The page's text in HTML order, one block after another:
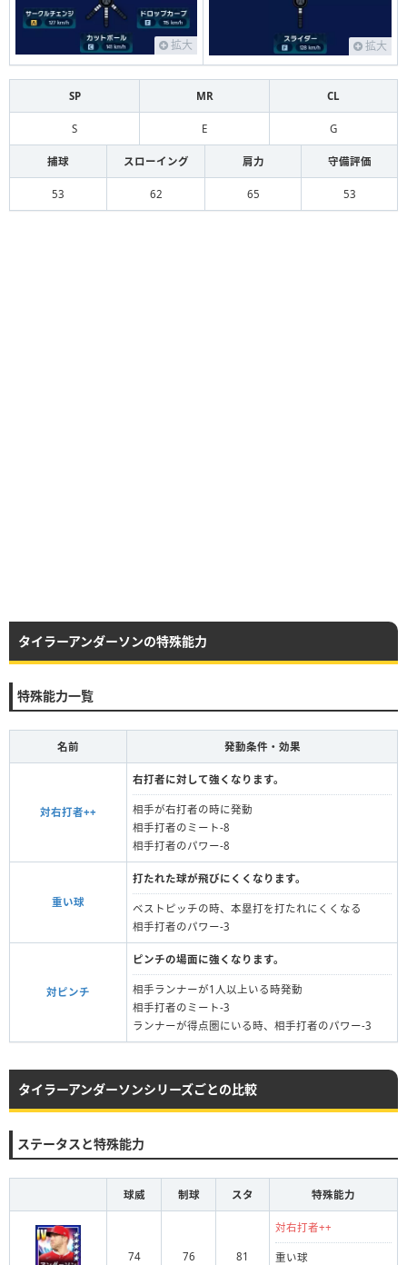
拡大 拡大
SP MR CL
S E G
捕球 スローイング 肩力 守備評価
53 62 65 53
タイラーアンダーソンの特殊能力
特殊能力一覧
名前 発動条件・効果
対右打者++
右打者に対して強くなります。
相手が右打者の時に発動
相手打者のミート-8
相手打者のパワー-8
重い球
打たれた球が飛びにくくなります。
ベストピッチの時、本塁打を打たれにくくなる
相手打者のパワー-3
対ピンチ
ピンチの場面に強くなります。
相手ランナーが1人以上いる時発動
相手打者のミート-3
ランナーが得点圏にいる時、相手打者のパワー-3
タイラーアンダーソンシリーズごとの比較
ステータスと特殊能力
球威 制球 スタ 特殊能力
74 76 81
対右打者++
重い球